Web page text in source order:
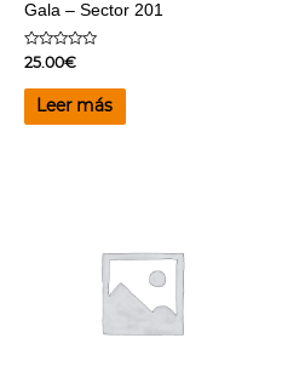
Gala – Sector 201
Valorado
en
0
25.00€
Leer más